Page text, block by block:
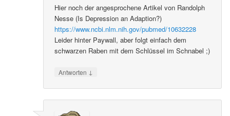
Hier noch der angesprochene Artikel von Randolph
Nesse (Is Depression an Adaption?)
https://www.ncbi.nlm.nih.gov/pubmed/10632228
Leider hinter Paywall, aber folgt einfach dem
schwarzen Raben mit dem Schlüssel im Schnabel ;)
Antworten ↓